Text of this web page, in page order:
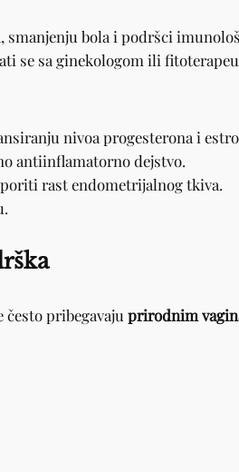
bola i podršci
se sa ginekologom ili
nivoa progesterona i
antiinflamatorno dejstvo.
rast endometrijalnog tkiva.
pribegavaju prirodnim